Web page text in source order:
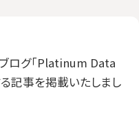
ログ「Platinum Data
記事を掲載いたしまし